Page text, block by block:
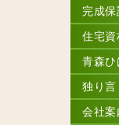
完成保
住宅資
青森ひ
独り言
会社案